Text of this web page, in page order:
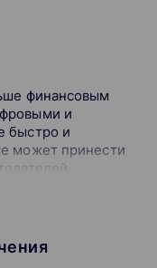
финансовым
и
быстро и
может принести
на анализ
все чаще в